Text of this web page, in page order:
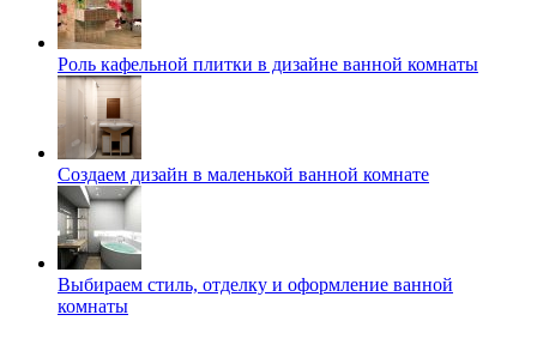
Роль кафельной плитки в дизайне ванной комнаты
Создаем дизайн в маленькой ванной комнате
Выбираем стиль, отделку и оформление ванной
комнаты